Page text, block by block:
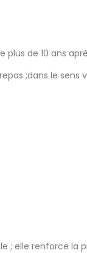
de 10 ans
;dans le
; elle renforce la